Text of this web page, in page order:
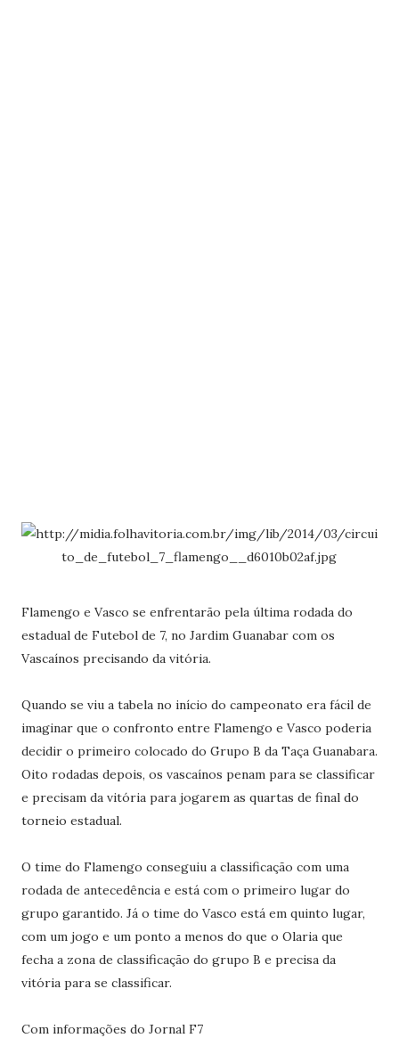
Flamengo e Vasco se enfrentarão pela última rodada do
estadual de Futebol de 7, no Jardim Guanabar com os
Vascaínos precisando da vitória.
Quando se viu a tabela no início do campeonato era fácil de
imaginar que o confronto entre Flamengo e Vasco poderia
decidir o primeiro colocado do Grupo B da Taça Guanabara.
Oito rodadas depois, os vascaínos penam para se classificar
e precisam da vitória para jogarem as quartas de final do
torneio estadual.
O time do Flamengo conseguiu a classificação com uma
rodada de antecedência e está com o primeiro lugar do
grupo garantido. Já o time do Vasco está em quinto lugar,
com um jogo e um ponto a menos do que o Olaria que
fecha a zona de classificação do grupo B e precisa da
vitória para se classificar.
Com informações do Jornal F7